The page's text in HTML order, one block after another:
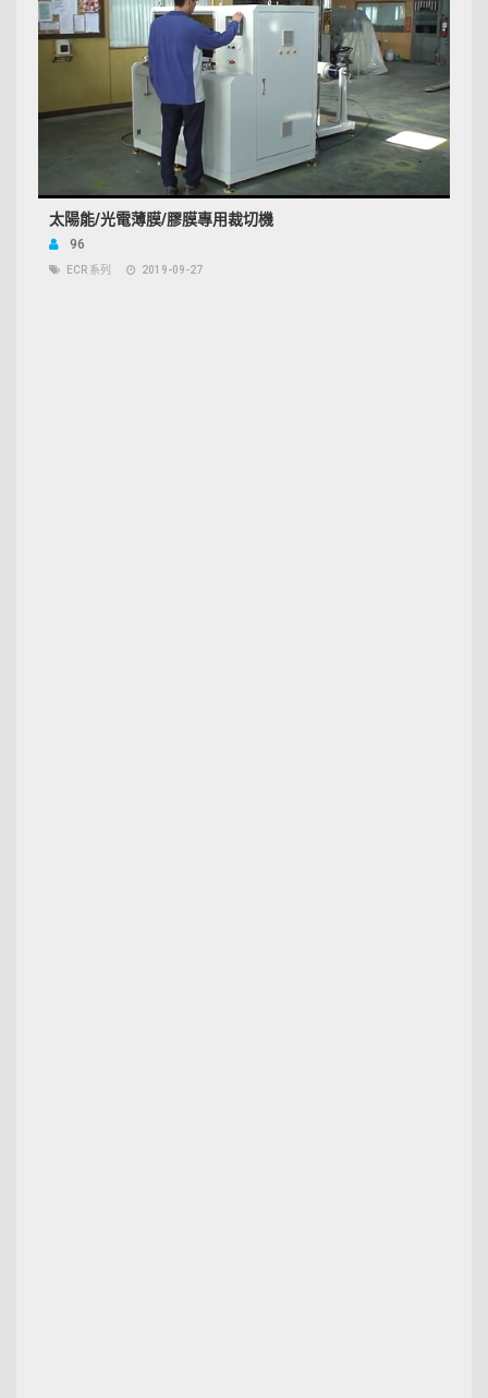
太陽能/光電薄膜/膠膜專用裁切機
96
ECR 系列 2019-09-27